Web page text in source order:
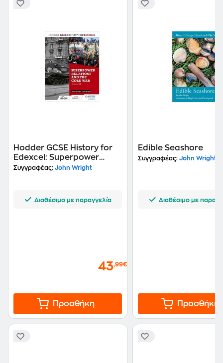
Hodder GCSE History for
Edexcel: Superpower
relations and the Cold
Συγγραφέας: John Wright
Διαθέσιμο με παραγγελία
43,99€
Προσθήκη
Edible Seashore
Συγγραφέας: John Wright
Διαθέσιμο με
Προσθήκη